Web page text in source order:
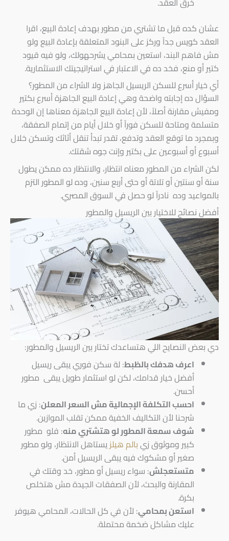
عشان كده قبل ما تشتري من مطور بهدف إعادة البيع، اقرا
العقد كويس جداً وركز على البنود المتعلقة بإعادة البيع ولو
مش فاهم البند، استعين بمحامي يشرحهولك، ولو فيه قيود
كتير أو منع، فخد ده في الاعتبار في استراتيجيتك الاستثمارية.
أي خيار أسرع للسكن الريسيل الجاهز ولا الشراء من المطور؟
السؤال ده إجابته واضحة وهي إعادة البيع الجاهزة أسرع بكتير
ومفيش مقارنة أصلاً، لأن إعادة البيع الجاهزة معناها إن الوحدة
متسلمة ومتاحة للسكن فوراً أو خلال أيام من إتمام الصفقة،
وبمجرد ما توقع العقد وتدفع، تقدر تبدأ تنقل أثاثك وتسكن خلال
أسبوع أو أسبوعين على بكتير وإنت جوه شقتك.
لكن الشراء من المطور معناه انتظار، والانتظار ده ممكن يطول
سنة أو سنتين أو تلاتة أو حتى أربع سنين، وده لو المطور التزم
بالمواعيد وده نادراً لو حصل في السوق المصري.
أفضل نصائح للاختيار بين الريسيل والمطور
دي بعض النصايح اللي هتساعدك تختار بين الريسيل والمطور:
اعرف هدفك بالظبط: لة سكن فوري يبقى ريسيل
أفضل خيار قدامك، لكن لو استثمار طويل يبقى مطور
أحسن.
احسب التكلفة الإجمالية مش السعر المعلن: زي ما
شرحنا لأن التكاليف الخفية ممكن تقلب الموازين.
شوف سمعة المطور لو هتشتري منه: فلو مطور
كبير وموثوق زيبالم هيلزيستاهل الانتظار، ولو مطور
صغير أو مشكوك فيه يبقى الريسيل أمن.
متستعجلش: سواء ريسيل أو مطور، خد وقتك في
المقارنة والبحث، لأن الصفقات الجيدة مش هتخلص
بكرة.
استعن بمحامي: لأن في كل الحالات، المحامي هيوفر
عليك مشاكل ضخمة محتملة.